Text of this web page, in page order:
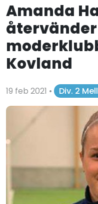
Amanda
Kovland
19 feb 2021 • Div. 2